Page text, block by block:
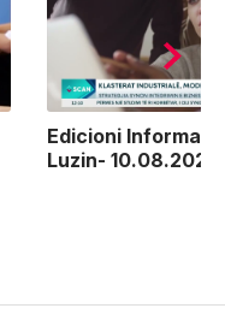
Edicioni
Luzin-